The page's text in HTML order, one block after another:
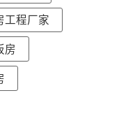
工程厂家
房